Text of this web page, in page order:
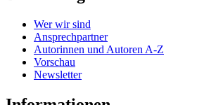
Wer wir sind
Ansprechpartner
Autorinnen und Autoren A-Z
Vorschau
Newsletter